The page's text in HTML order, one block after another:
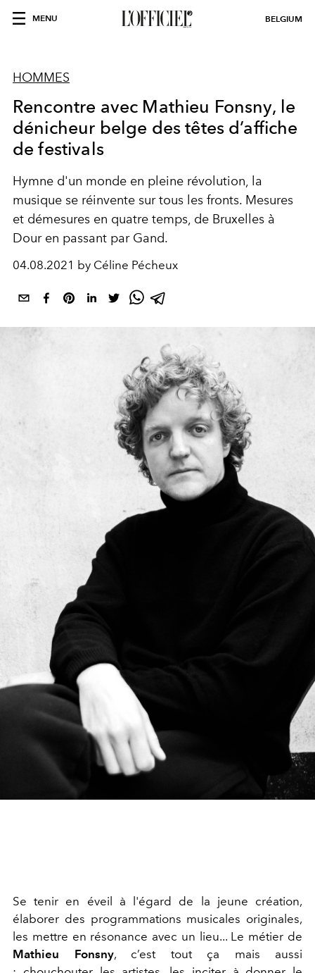
MENU BELGIUM
HOMMES
Rencontre avec Mathieu Fonsny, le
dénicheur belge des têtes d’affiche
de festivals
Hymne d'un monde en pleine révolution, la
musique se réinvente sur tous les fronts. Mesures
et démesures en quatre temps, de Bruxelles à
Dour en passant par Gand.
04.08.2021 by Céline Pécheux
Se tenir en éveil à l'égard de la jeune création,
élaborer des programmations musicales originales,
les mettre en résonance avec un lieu... Le métier de
Mathieu Fonsny, c’est tout ça mais aussi